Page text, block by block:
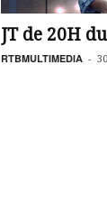
JT de 20H
RTBMULTIMEDIA -